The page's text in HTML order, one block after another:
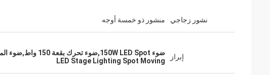
نشور زجاجي منشور ذو خمسة أوجه
إبراز ضوء 150W LED Spot,ضوء تحرك بقعة 150 واط,ضوء المرحلة المضيئة المتحركة
LED Stage Lighting Spot Moving